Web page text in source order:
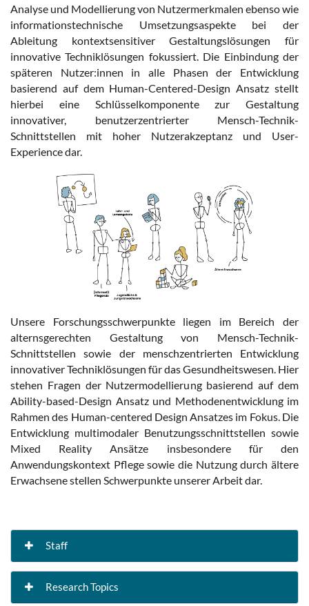
Analyse und Modellierung von Nutzermerkmalen ebenso wie
informationstechnische Umsetzungsaspekte bei der
Ableitung kontextsensitiver Gestaltungslösungen für
innovative Techniklösungen fokussiert. Die Einbindung der
späteren Nutzer:innen in alle Phasen der Entwicklung
basierend auf dem Human-Centered-Design Ansatz stellt
hierbei eine Schlüsselkomponente zur Gestaltung
innovativer, benutzerzentrierter Mensch-Technik-
Schnittstellen mit hoher Nutzerakzeptanz und User-
Experience dar.
Unsere Forschungsschwerpunkte liegen im Bereich der
alternsgerechten Gestaltung von Mensch-Technik-
Schnittstellen sowie der menschzentrierten Entwicklung
innovativer Techniklösungen für das Gesundheitswesen. Hier
stehen Fragen der Nutzermodellierung basierend auf dem
Ability-based-Design Ansatz und Methodenentwicklung im
Rahmen des Human-centered Design Ansatzes im Fokus. Die
Entwicklung multimodaler Benutzungsschnittstellen sowie
Mixed Reality Ansätze insbesondere für den
Anwendungskontext Pflege sowie die Nutzung durch ältere
Erwachsene stellen Schwerpunkte unserer Arbeit dar.
Staff
Research Topics